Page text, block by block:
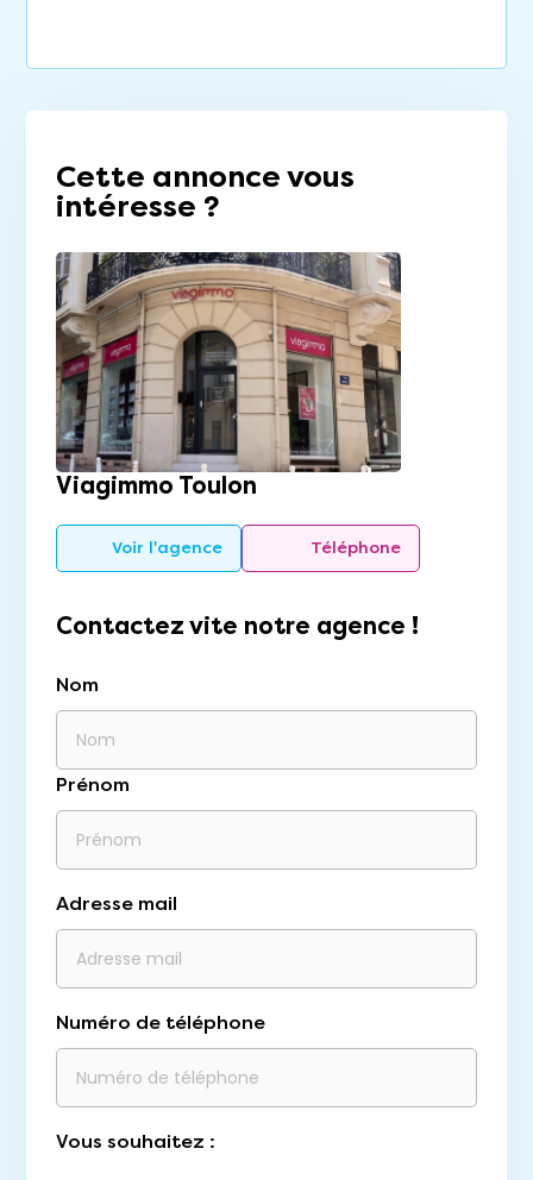
Cette annonce vous
intéresse ?
Viagimmo Toulon
Voir l'agence Téléphone
Contactez vite notre agence !
Nom
Prénom
Adresse mail
Numéro de téléphone
Vous souhaitez :